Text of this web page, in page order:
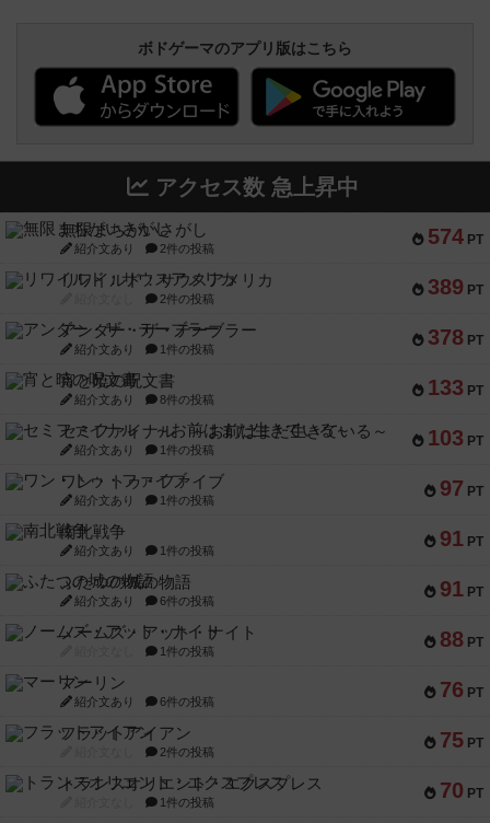
ボドゲーマのアプリ版はこちら
アクセス数 急上昇中
574 PT
無限まちがいさがし
紹介文あり 2件の投稿
389 PT
リワイルド：サウスアメリカ
2件の投稿
378 PT
アンダー・ザ・テーブラー
紹介文あり 1件の投稿
133 PT
宵と暁の呪文書
紹介文あり 8件の投稿
103 PT
セミファイナル ～お前はまだ生きている～
紹介文あり 1件の投稿
97 PT
ワン・トゥ・ファイブ
紹介文あり 1件の投稿
91 PT
南北戦争
紹介文あり 1件の投稿
91 PT
ふたつの城の物語
紹介文あり 6件の投稿
88 PT
ノームズ・アット・ナイト
1件の投稿
76 PT
マーリン
紹介文あり 6件の投稿
75 PT
フラットアイアン
2件の投稿
70 PT
トランスオリエント・エクスプレス
1件の投稿